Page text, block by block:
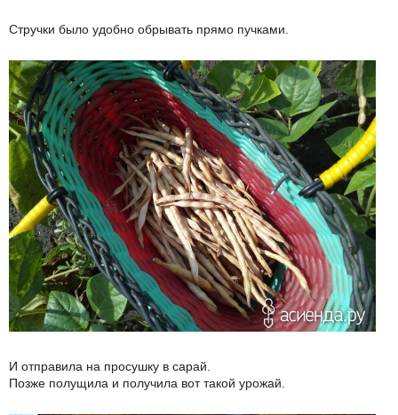
Стручки было удобно обрывать прямо пучками.
И отправила на просушку в сарай.
Позже полущила и получила вот такой урожай.